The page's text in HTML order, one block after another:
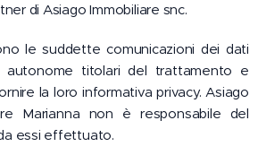
di Asiago Immobiliare snc.
le suddette comunicazioni dei dati
autonome titolari del trattamento e
la loro informativa privacy. Asiago
Marianna non è responsabile del
essi effettuato.